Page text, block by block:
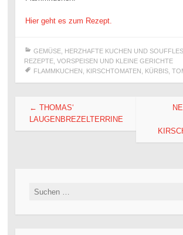
Hier geht es zum Rezept.
GEMÜSE, HERZHAFTE KUCHEN UND SOUFFLES
REZEPTE, VORSPEISEN UND KLEINE GERICHTE
FLAMMKUCHEN
KIRSCHTOMATEN KÜRBIS,
Beitragsnavigation
← THOMAS‘
LAUGENBREZELTERRINE
Suchen